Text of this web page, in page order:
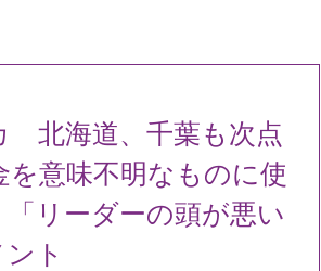
北海道、千葉も次点
を意味不明なものに使
リーダーの頭が悪い
ト